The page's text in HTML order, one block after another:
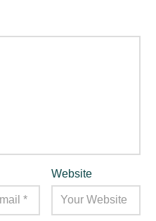
Website